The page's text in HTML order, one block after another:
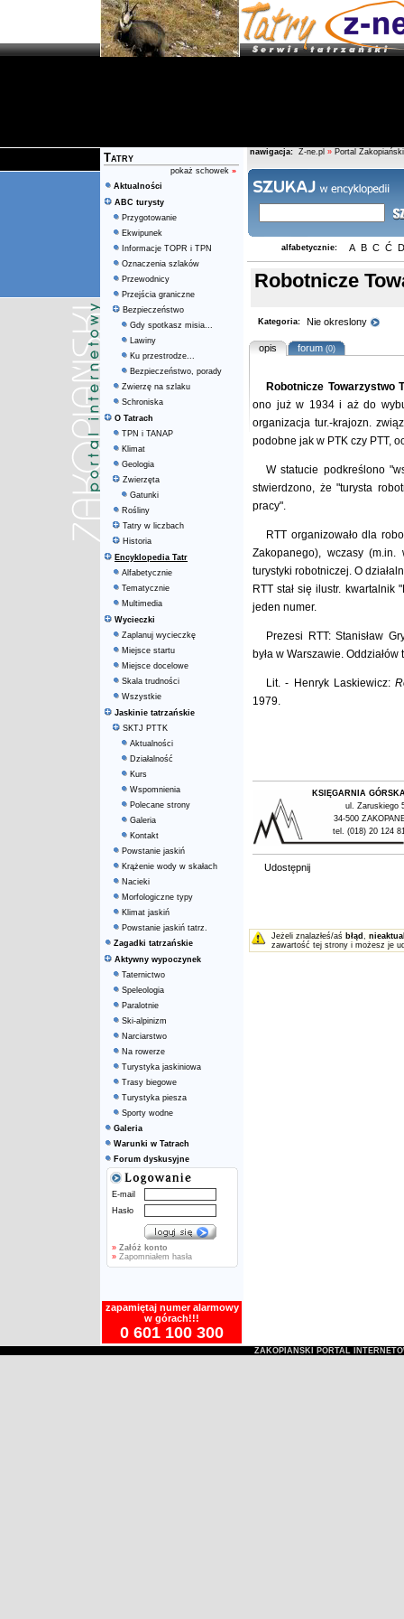
Tatry
pokaż schowek »
Aktualności
ABC turysty
Przygotowanie
Ekwipunek
Informacje TOPR i TPN
Oznaczenia szlaków
Przewodnicy
Przejścia graniczne
Bezpieczeństwo
Gdy spotkasz misia...
Lawiny
Ku przestrodze...
Bezpieczeństwo, porady
Zwierzę na szlaku
Schroniska
O Tatrach
TPN i TANAP
Klimat
Geologia
Zwierzęta
Gatunki
Rośliny
Tatry w liczbach
Historia
Encyklopedia Tatr
Alfabetycznie
Tematycznie
Multimedia
Wycieczki
Zaplanuj wycieczkę
Miejsce startu
Miejsce docelowe
Skala trudności
Wszystkie
Jaskinie tatrzańskie
SKTJ PTTK
Aktualności
Działalność
Kurs
Wspomnienia
Polecane strony
Galeria
Kontakt
Powstanie jaskiń
Krążenie wody w skałach
Nacieki
Morfologiczne typy
Klimat jaskiń
Powstanie jaskiń tatrz.
Zagadki tatrzańskie
Aktywny wypoczynek
Taternictwo
Speleologia
Paralotnie
Ski-alpinizm
Narciarstwo
Na rowerze
Turystyka jaskiniowa
Trasy biegowe
Turystyka piesza
Sporty wodne
Galeria
Warunki w Tatrach
Forum dyskusyjne
E-mail
Hasło
» Załóż konto
»Zapomniałem hasła
zapamiętaj numer alarmowy
w górach!!!
0 601 100 300
nawigacja: Z-ne.pl » Portal Zakopiański
alfabetycznie: A B C Ć D
Robotnicze
Kategoria: Nie okreslony
opis forum(0)
Robotnicze Towarzystwo
ono już w 1934 i aż do
organizacja tur.-krajozn.
podobne jak w PTK czy PTT,
W statucie podkreślono
stwierdzono, że "turysta
pracy".
RTT organizowało dla
Zakopanego), wczasy
turystyki robotniczej. O
RTT stał się ilustr.
jeden numer.
Prezesi RTT: Stanisław
była w Warszawie.
Lit. - Henryk Laskiewicz:
1979.
KSIĘGARNIA
ul. Zaruskiego
34-500
tel. (018) 20 124
Udostępnij
Jeżeli znalazłeś/aś błąd ,
zawartość tej strony i możesz je
ZAKOPIAŃSKI PORTAL